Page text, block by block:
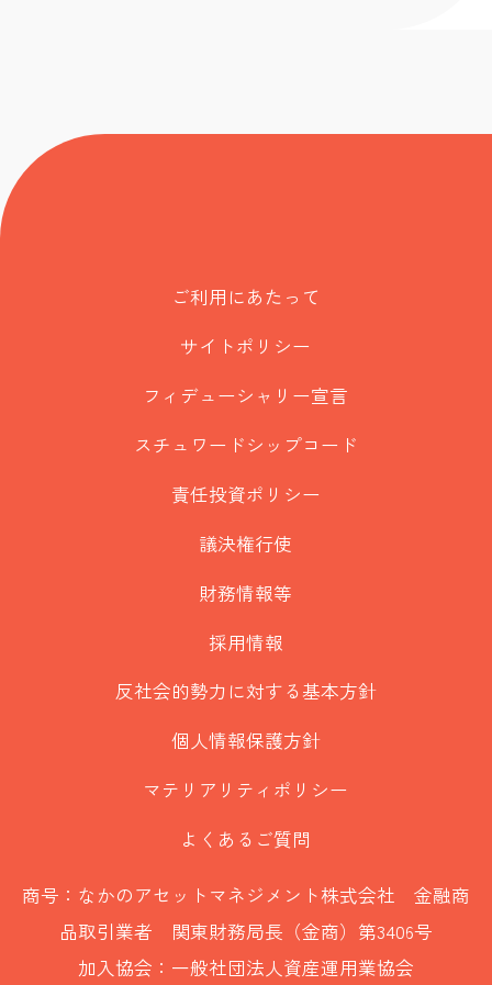
ご利用にあたって
サイトポリシー
フィデューシャリー宣言
スチュワードシップコード
責任投資ポリシー
議決権行使
財務情報等
採用情報
反社会的勢力に対する基本方針
個人情報保護方針
マテリアリティポリシー
よくあるご質問
商号：なかのアセットマネジメント株式会社 金融商
品取引業者 関東財務局長（金商）第3406号
加入協会：一般社団法人資産運用業協会